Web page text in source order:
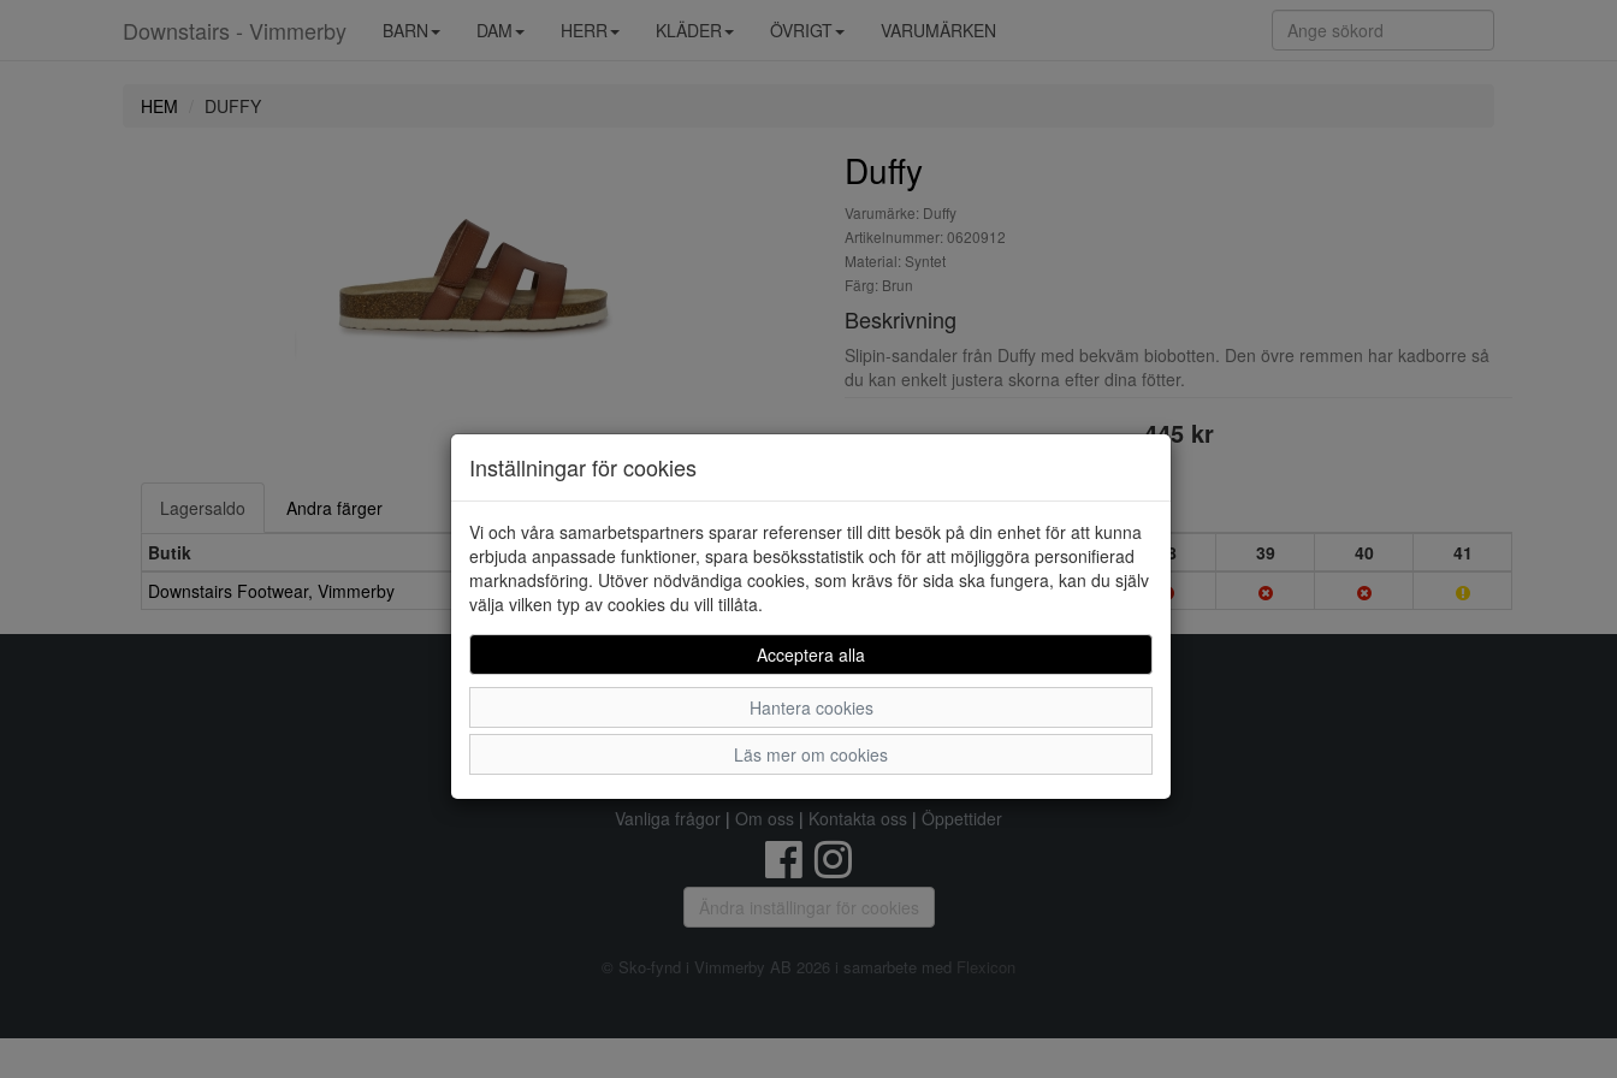
Downstairs - Vimmerby BARN DAM HERR KLÄDER ÖVRIGT VARUMÄRKEN
HEM DUFFY
Duffy
Varumärke: Duffy
Artikelnummer: 0620912
Material: Syntet
Färg: Brun
Beskrivning
Slipin-sandaler från Duffy med bekväm biobotten. Den övre remmen har kadborre så
du kan enkelt justera skorna efter dina fötter.
445 kr
Lagersaldo
Andra färger
Butik
36 37 38 39 40
41
Downstairs Footwear, Vimmerby
Inställningar för cookies
Vi och våra samarbetspartners sparar referenser till ditt besök på din enhet för att kunna
erbjuda anpassade funktioner, spara besöksstatistik och för att möjliggöra personifierad
marknadsföring. Utöver nödvändiga cookies, som krävs för sida ska fungera, kan du själv
välja vilken typ av cookies du vill tillåta.
Acceptera alla
Hantera cookies
Läs mer om cookies
Sko-fynd i Vimmerby AB
S:t Torget 2, 598 21 VIMMERBY, Telefon:0492-31370
Vanliga frågor | Om oss | Kontakta oss | Öppettider
Ändra inställingar för cookies
© Sko-fynd i Vimmerby AB 2026 i samarbete med Flexicon